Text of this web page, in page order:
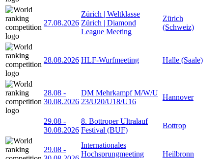
27.08.2026
Zürich | Weltklasse
Zürich | Diamond
League Meeting
Zürich
(Schweiz)
28.08.2026 HLF-Wurfmeeting Halle (Saale)
28.08 -
30.08.2026
DM Mehrkampf M/W/U
23/U20/U18/U16
Hannover
29.08 -
30.08.2026
8. Bottroper Ultralauf
Festival (BUF)
Bottrop
29.08 -
Internationales
Hochsprungmeeting
Heilbronn